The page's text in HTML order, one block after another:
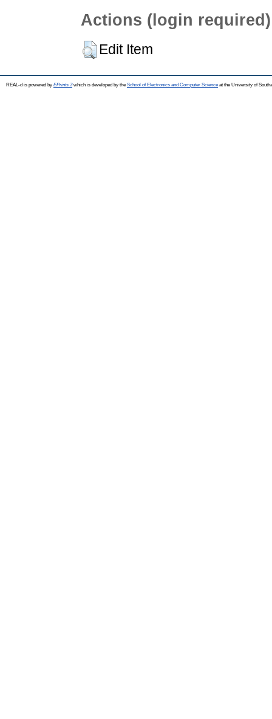
Actions (login required)
Edit Item
REAL-d is powered by EPrints 3which is developed by the School of Electronics and Computer Science at the University of